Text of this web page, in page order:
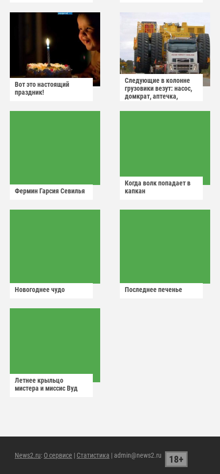
Вот это настоящий
праздник!
Следующие в колонне
грузовики везут: насос,
домкрат, аптечка,
Фермин Гарсия Севилья
Когда волк попадает в
капкан
Новогоднее чудо Последнее печенье
Летнее крыльцо
мистера и миссис Вуд
News2.ru: О сервисе | Статистика | admin@news2.ru 18+